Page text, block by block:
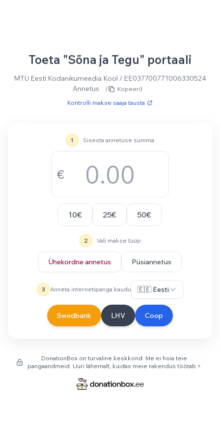
Toeta "Sõna ja Tegu" portaali
MTÜ Eesti Kodanikumeedia Kool / EE037700771006330524
Annetus
(
Kopeeri)
Kontrolli makse saaja tausta
1 Sisesta annetuse summa
€
10€ 25€ 50€
2 Vali makse tüüp
Ühekordne annetus Püsiannetus
3 Anneta internetipanga kaudu 🇪🇪 Eesti
Swedbank LHV Coop
DonationBox on turvaline keskkond. Me ei hoia teie
pangaandmeid. Uuri lähemalt, kuidas meie rakendus töötab >